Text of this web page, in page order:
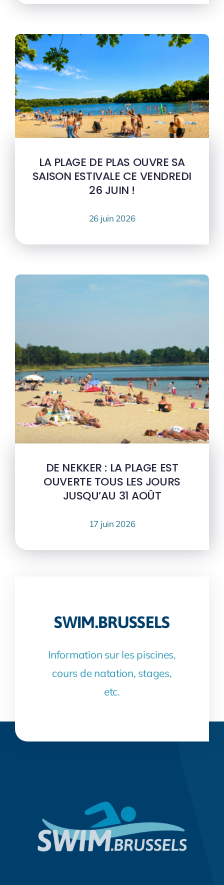
LA PLAGE DE PLAS OUVRE SA
SAISON ESTIVALE CE VENDREDI
26 JUIN !
26 juin 2026
DE NEKKER : LA PLAGE EST
OUVERTE TOUS LES JOURS
JUSQU’AU 31 AOÛT
17 juin 2026
SWIM.BRUSSELS
Information sur les piscines,
cours de natation, stages,
etc.